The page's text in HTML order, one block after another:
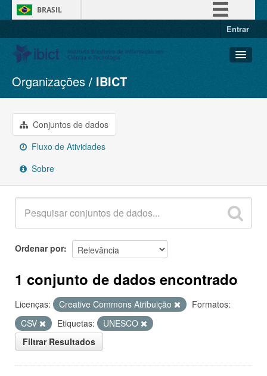
BRASIL
Entrar
Conjuntos de dados
Organizações
Grupos
Sobre
Organizações IBICT
Conjuntos de dados
Fluxo de Atividades
Sobre
Ordenar por
1 conjunto de dados encontrado
Licenças: Creative Commons Atribuição
Formatos:
CSV
Etiquetas:
UNESCO
Filtrar Resultados